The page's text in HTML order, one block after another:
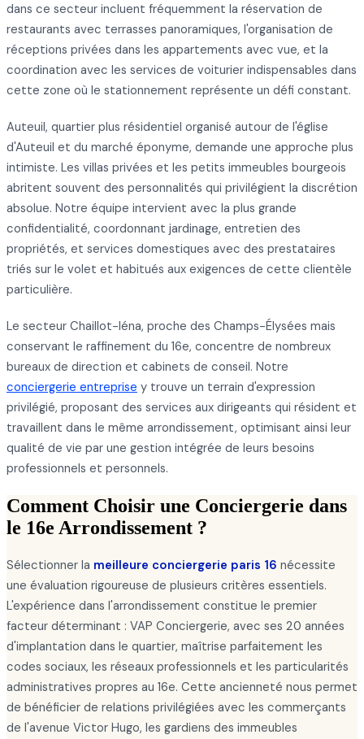
dans ce secteur incluent fréquemment la réservation de
restaurants avec terrasses panoramiques, l'organisation de
réceptions privées dans les appartements avec vue, et la
coordination avec les services de voiturier indispensables dans
cette zone où le stationnement représente un défi constant.
Auteuil, quartier plus résidentiel organisé autour de l'église
d'Auteuil et du marché éponyme, demande une approche plus
intimiste. Les villas privées et les petits immeubles bourgeois
abritent souvent des personnalités qui privilégient la discrétion
absolue. Notre équipe intervient avec la plus grande
confidentialité, coordonnant jardinage, entretien des
propriétés, et services domestiques avec des prestataires
triés sur le volet et habitués aux exigences de cette clientèle
particulière.
Le secteur Chaillot-Iéna, proche des Champs-Élysées mais
conservant le raffinement du 16e, concentre de nombreux
bureaux de direction et cabinets de conseil. Notre
conciergerie entreprise y trouve un terrain d'expression
privilégié, proposant des services aux dirigeants qui résident et
travaillent dans le même arrondissement, optimisant ainsi leur
qualité de vie par une gestion intégrée de leurs besoins
professionnels et personnels.
Comment Choisir une Conciergerie dans
le 16e Arrondissement ?
Sélectionner la meilleure conciergerie paris 16 nécessite
une évaluation rigoureuse de plusieurs critères essentiels.
L'expérience dans l'arrondissement constitue le premier
facteur déterminant : VAP Conciergerie, avec ses 20 années
d'implantation dans le quartier, maîtrise parfaitement les
codes sociaux, les réseaux professionnels et les particularités
administratives propres au 16e. Cette ancienneté nous permet
de bénéficier de relations privilégiées avec les commerçants
de l'avenue Victor Hugo, les gardiens des immeubles